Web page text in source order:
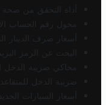
أداة التحقق من صحة
محول رقم الحساب
أسعار صرف الدينار
البحث عن الرمز
محاكي ضريبة الدخل
ضريبة الدخل
أسعار السيارات